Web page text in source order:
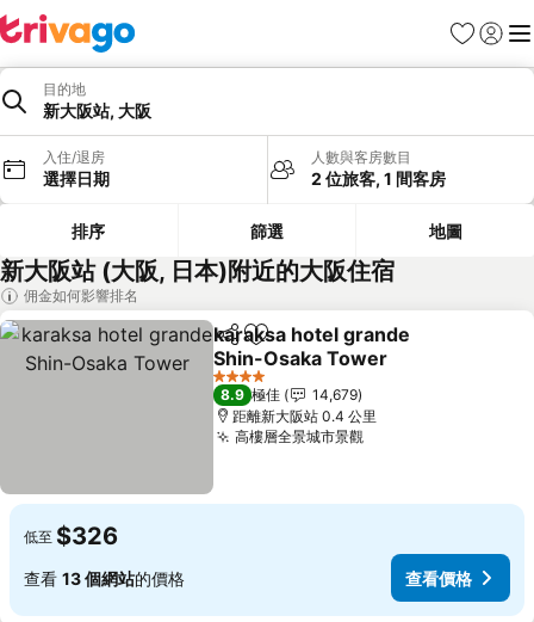
收藏夾
登入 選
目的地
新大阪站, 大阪
入住/退房
選擇日期
人數與客房數目
2 位旅客, 1 間客房
排序 篩選 地圖
新大阪站 (大阪, 日本)附近的大阪住宿
佣金如何影響排名
分享 放到收藏夾
karaksa hotel grande
Shin-Osaka Tower
4 星級
8.9 極佳
14,679
距離新大阪站 0.4 公里
高樓層全景城市景觀
低至 $326
查看 13 個網站的價格 查看價格